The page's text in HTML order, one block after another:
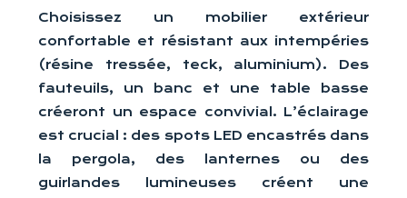
Choisissez un mobilier extérieur
confortable et résistant aux intempéries
(résine tressée, teck, aluminium). Des
fauteuils, un banc et une table basse
créeront un espace convivial. L’éclairage
est crucial : des spots LED encastrés dans
la pergola, des lanternes ou des
guirlandes lumineuses créent une